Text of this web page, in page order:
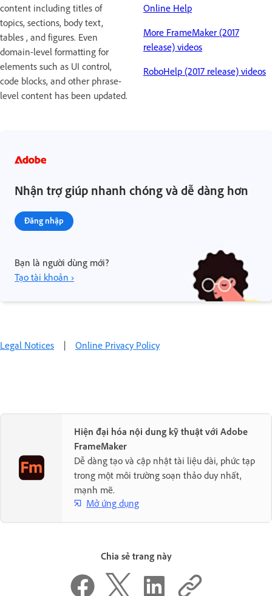
content including titles of
topics, sections, body text,
tables , and figures. Even
domain-level formatting for
elements such as UI control,
code blocks, and other phrase-
level content has been updated.
Online Help
More FrameMaker (2017
release) videos
RoboHelp (2017 release) videos
Nhận trợ giúp nhanh chóng và dễ dàng hơn
Đăng nhập
Bạn là người dùng mới?
Tạo tài khoản ›
Legal Notices | Online Privacy Policy
Hiện đại hóa nội dung kỹ thuật với Adobe
FrameMaker
Dễ dàng tạo và cập nhật tài liệu dài, phức tạp
trong một môi trường soạn thảo duy nhất,
mạnh mẽ.
Mở ứng dụng
Chia sẻ trang này